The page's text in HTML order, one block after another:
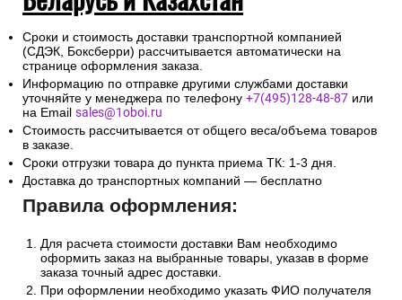
Сроки и стоимость доставки транспортной компанией
(СДЭК, Боксберри) рассчитывается автоматически на
странице оформления заказа.
Информацию по отправке другими службами доставки
уточняйте у менеджера по телефону +7(495)128-48-87 или
на Email sales@1oboi.ru
Стоимость рассчитывается от общего веса/объема товаров
в заказе.
Сроки отгрузки товара до пункта приема ТК: 1-3 дня.
Доставка до транспортных компаний — бесплатно
Правила оформления:
Для расчета стоимости доставки Вам необходимо
оформить заказ на выбранные товары, указав в форме
заказа точный адрес доставки.
При оформлении необходимо указать ФИО получателя